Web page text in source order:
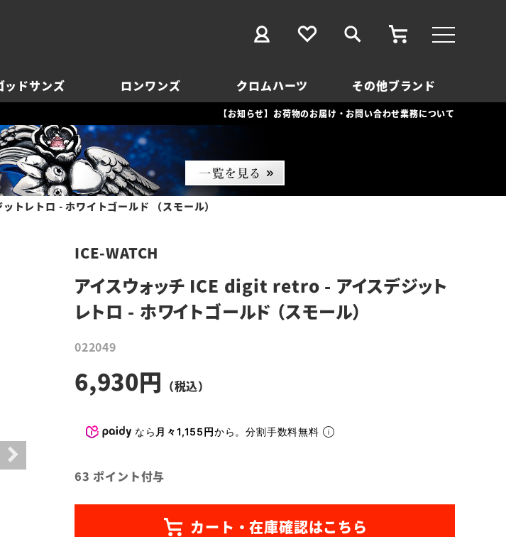
ッドサンズ ロンワンズ クロムハーツ その他ブランド
【お知らせ】お荷物のお届け・お問い合わせ業務について
レトロ - ホワイトゴールド （スモール）
ICE-WATCH
アイスウォッチ ICE digit retro - アイスデジット
レトロ - ホワイトゴールド （スモール）
022049
6,930
なら 月々1,155円から。分割手数料無料
63 ポイント付与